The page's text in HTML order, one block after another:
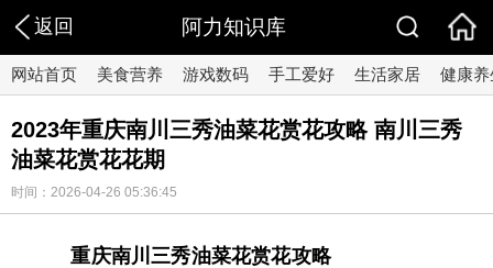
返回 阿力知识库
网站首页 美食营养 游戏数码 手工爱好 生活家居 健康养
2023年重庆南川三秀油菜花赏花攻略 南川三秀
油菜花赏花花期
时间：2026-04-26 05:36:45
重庆南川三秀油菜花赏花攻略